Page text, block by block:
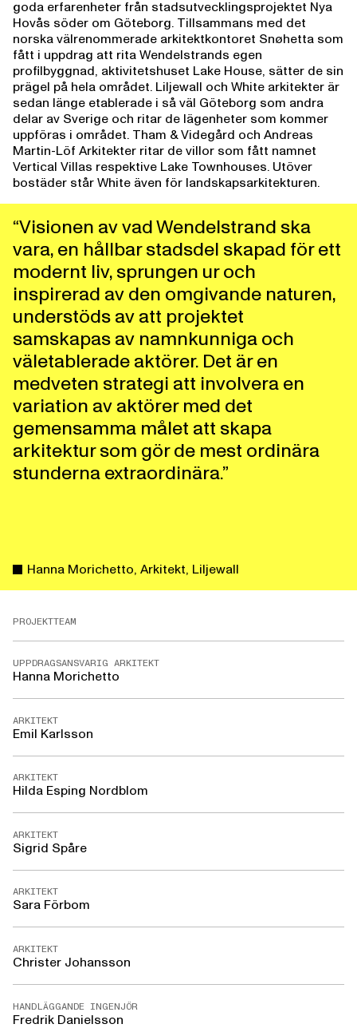
goda erfarenheter från stadsutvecklingsprojektet Nya
Hovås söder om Göteborg. Tillsammans med det
norska välrenommerade arkitektkontoret Snøhetta som
fått i uppdrag att rita Wendelstrands egen
profilbyggnad, aktivitetshuset Lake House, sätter de sin
prägel på hela området. Liljewall och White arkitekter är
sedan länge etablerade i så väl Göteborg som andra
delar av Sverige och ritar de lägenheter som kommer
uppföras i området. Tham & Videgård och Andreas
Martin-Löf Arkitekter ritar de villor som fått namnet
Vertical Villas respektive Lake Townhouses. Utöver
bostäder står White även för landskapsarkitekturen.
“Visionen av vad Wendelstrand ska
vara, en hållbar stadsdel skapad för ett
modernt liv, sprungen ur och
inspirerad av den omgivande naturen,
understöds av att projektet
samskapas av namnkunniga och
väletablerade aktörer. Det är en
medveten strategi att involvera en
variation av aktörer med det
gemensamma målet att skapa
arkitektur som gör de mest ordinära
stunderna extraordinära.”
Hanna Morichetto, Arkitekt, Liljewall
PROJEKTTEAM
UPPDRAGSANSVARIG ARKITEKT
Hanna Morichetto
ARKITEKT
Emil Karlsson
ARKITEKT
Hilda Esping Nordblom
ARKITEKT
Sigrid Spåre
ARKITEKT
Sara Förbom
ARKITEKT
Christer Johansson
HANDLÄGGANDE INGENJÖR
Fredrik Danielsson